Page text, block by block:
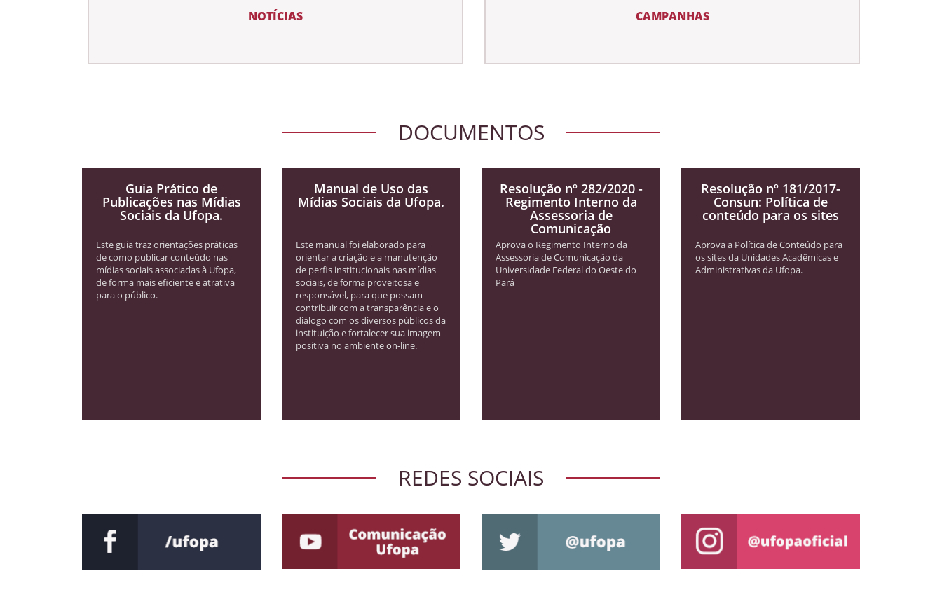
CAMPANHAS
NOTÍCIAS
DOCUMENTOS
Guia Prático de
Publicações nas Mídias
Sociais da Ufopa.
Este guia traz orientações práticas
de como publicar conteúdo nas
mídias sociais associadas à Ufopa,
de forma mais eficiente e atrativa
para o público.
Manual de Uso das
Mídias Sociais da Ufopa.
Este manual foi elaborado para
orientar a criação e a manutenção
de perfis institucionais nas mídias
sociais, de forma proveitosa e
responsável, para que possam
contribuir com a transparência e o
diálogo com os diversos públicos da
instituição e fortalecer sua imagem
positiva no ambiente on-line.
Resolução nº 282/2020 -
Regimento Interno da
Assessoria de
Comunicação
Aprova o Regimento Interno da
Assessoria de Comunicação da
Universidade Federal do Oeste do
Pará
Resolução nº 181/2017-
Consun: Política de
conteúdo para os sites
Aprova a Política de Conteúdo para
os sites da Unidades Acadêmicas e
Administrativas da Ufopa.
REDES SOCIAIS